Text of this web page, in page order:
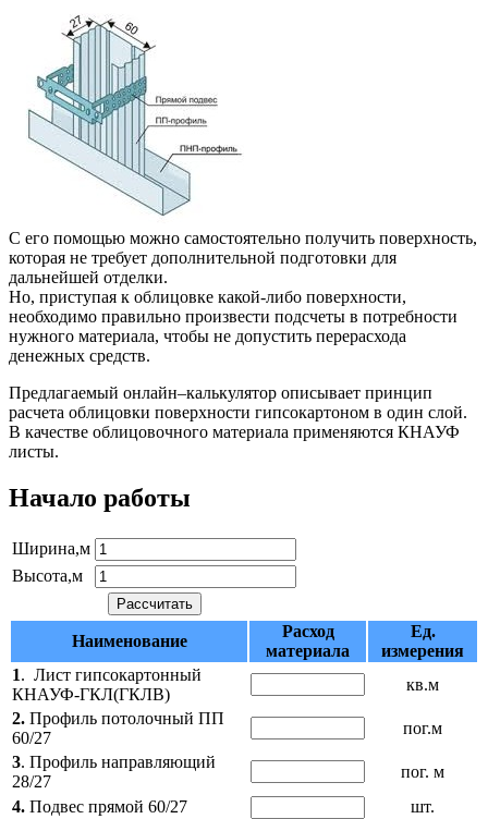
С его помощью можно самостоятельно получить поверхность,
которая не требует дополнительной подготовки для
дальнейшей отделки.
Но, приступая к облицовке какой-либо поверхности,
необходимо правильно произвести подсчеты в потребности
нужного материала, чтобы не допустить перерасхода
денежных средств.
Предлагаемый онлайн–калькулятор описывает принцип
расчета облицовки поверхности гипсокартоном в один слой.
В качестве облицовочного материала применяются КНАУФ
листы.
Начало работы
Ширина,м
Высота,м
Наименование
Расход
материала
Ед.
измерения
1. Лист гипсокартонный
КНАУФ-ГКЛ(ГКЛВ)
кв.м
2. Профиль потолочный ПП
60/27
пог.м
3. Профиль направляющий
28/27
пог. м
4. Подвес прямой 60/27
шт.